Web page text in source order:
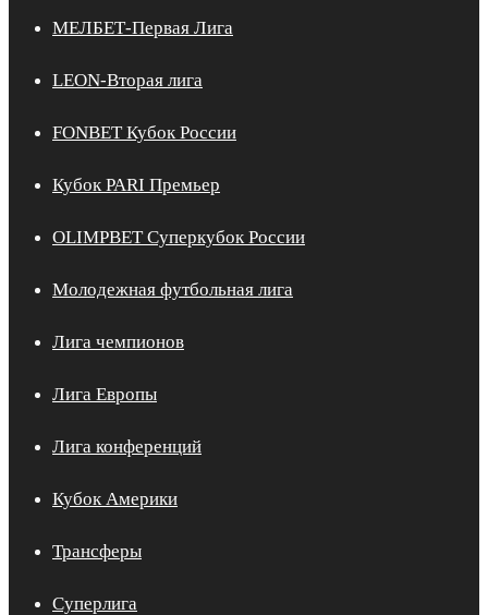
МЕЛБЕТ-Первая Лига
LEON-Вторая лига
FONBET Кубок России
Кубок PARI Премьер
OLIMPBET Суперкубок России
Молодежная футбольная лига
Лига чемпионов
Лига Европы
Лига конференций
Кубок Америки
Трансферы
Суперлига